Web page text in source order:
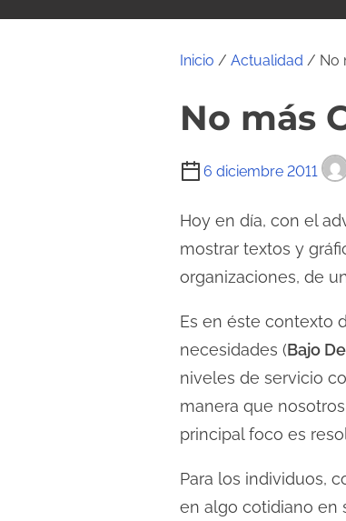
Inicio / Actualidad / No
No más
6 diciembre 2011
T
e
m
d
e
t
u
Hoy en día, con el
mostrar textos y
organizaciones, de
Es en éste contexto
necesidades (Bajo
niveles de servicio
manera que
principal foco es
Para los individuos,
en algo cotidiano en